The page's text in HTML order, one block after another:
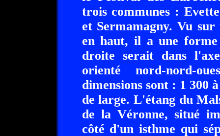
trois communes :
et Sermamagny. Vu
en haut, il a une
droite serait dans
orienté nord-nord-
dimensions sont : 1 300
de large. L'étang du
de la Véronne, situé
côté d'un isthme qui